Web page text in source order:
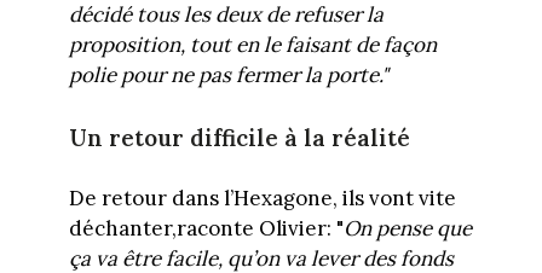
décidé tous les deux de refuser la
proposition, tout en le faisant de façon
polie pour ne pas fermer la porte."
Un retour difficile à la réalité
De retour dans l’Hexagone, ils vont vite
déchanter,raconte Olivier: "On pense que
ça va être facile, qu’on va lever des fonds